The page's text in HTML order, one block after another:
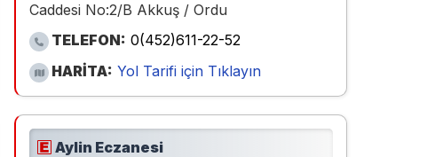
Caddesi No:2/B Akkuş / Ordu
TELEFON: 0(452)611-22-52
HARİTA: Yol Tarifi için Tıklayın
Aylin Eczanesi